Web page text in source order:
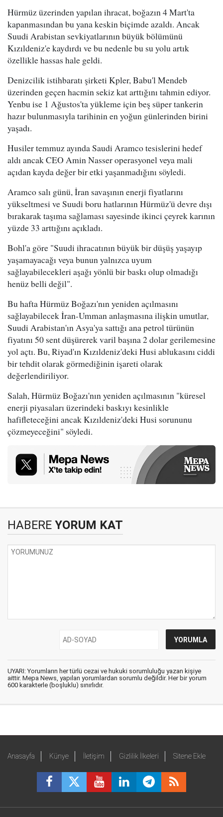
Hürmüz üzerinden yapılan ihracat, boğazın 4 Mart'ta
kapanmasından bu yana keskin biçimde azaldı. Ancak
Suudi Arabistan sevkiyatlarının büyük bölümünü
Kızıldeniz'e kaydırdı ve bu nedenle bu su yolu artık
özellikle hassas hale geldi.
Denizcilik istihbaratı şirketi Kpler, Babu'l Mendeb
üzerinden geçen hacmin sekiz kat arttığını tahmin ediyor.
Yenbu ise 1 Ağustos'ta yükleme için beş süper tankerin
hazır bulunmasıyla tarihinin en yoğun günlerinden birini
yaşadı.
Husiler temmuz ayında Saudi Aramco tesislerini hedef
aldı ancak CEO Amin Nasser operasyonel veya mali
açıdan kayda değer bir etki yaşanmadığını söyledi.
Aramco salı günü, İran savaşının enerji fiyatlarını
yükseltmesi ve Suudi boru hatlarının Hürmüz'ü devre dışı
bırakarak taşıma sağlaması sayesinde ikinci çeyrek karının
yüzde 33 arttığını açıkladı.
Bohl'a göre "Suudi ihracatının büyük bir düşüş yaşayıp
yaşamayacağı veya bunun yalnızca uyum
sağlayabilecekleri aşağı yönlü bir baskı olup olmadığı
henüz belli değil".
Bu hafta Hürmüz Boğazı'nın yeniden açılmasını
sağlayabilecek İran-Umman anlaşmasına ilişkin umutlar,
Suudi Arabistan'ın Asya'ya sattığı ana petrol türünün
fiyatını 50 sent düşürerek varil başına 2 dolar gerilemesine
yol açtı. Bu, Riyad'ın Kızıldeniz'deki Husi ablukasını ciddi
bir tehdit olarak görmediğinin işareti olarak
değerlendiriliyor.
Salah, Hürmüz Boğazı'nın yeniden açılmasının "küresel
enerji piyasaları üzerindeki baskıyı kesinlikle
hafifleteceğini ancak Kızıldeniz'deki Husi sorununu
çözmeyeceğini" söyledi.
HABERE YORUM KAT
UYARI: Yorumların her türlü cezai ve hukuki sorumluluğu yazan kişiye
aittir. Mepa News, yapılan yorumlardan sorumlu değildir. Her bir yorum
600 karakterle (boşluklu) sınırlıdır.
Anasayfa Künye İletişim Gizlilik İlkeleri Sitene Ekle